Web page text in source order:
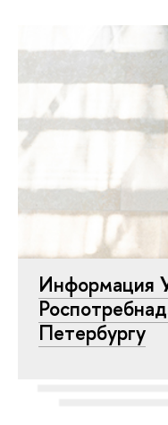
Информация
Петербургу